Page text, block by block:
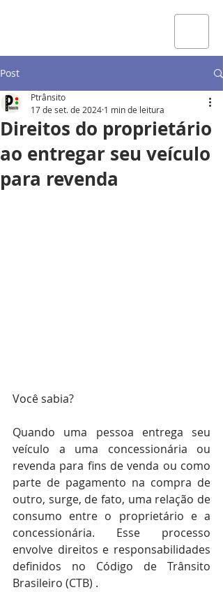
Post
Direitos do proprietário
ao entregar seu veículo
para revenda
Ptrânsito
17 de set. de 2024 1 min de leitura
Você sabia?
Quando uma pessoa entrega seu
veículo a uma concessionária ou
revenda para fins de venda ou como
parte de pagamento na compra de
outro, surge, de fato, uma relação de
consumo entre o proprietário e a
concessionária. Esse processo
envolve direitos e responsabilidades
definidos no Código de Trânsito
Brasileiro (CTB) .